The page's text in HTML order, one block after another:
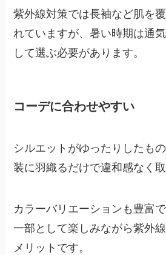
紫外線対策では長袖など肌を
れていますが、暑い時期は通
して選ぶ必要があります。
コーデに合わせやすい
シルエットがゆったりしたも
装に羽織るだけで違和感なく
カラーバリエーションも豊富
一部として楽しみながら紫外
メリットです。